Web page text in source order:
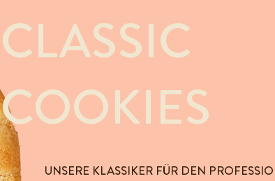
CLASSIC
COOKIES
UNSERE KLASSIKER FÜR DEN